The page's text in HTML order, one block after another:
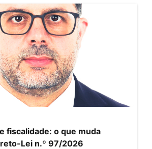
fiscalidade: o que muda
Lei n.º 97/2026